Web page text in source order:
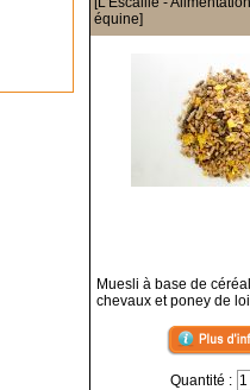
équine]
Muesli à base de
chevaux et poney de
Quantité :